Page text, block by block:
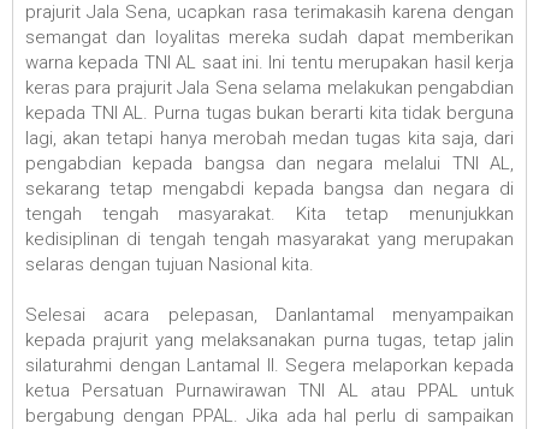
prajurit Jala Sena, ucapkan rasa terimakasih karena dengan
semangat dan loyalitas mereka sudah dapat memberikan
warna kepada TNI AL saat ini. Ini tentu merupakan hasil kerja
keras para prajurit Jala Sena selama melakukan pengabdian
kepada TNI AL. Purna tugas bukan berarti kita tidak berguna
lagi, akan tetapi hanya merobah medan tugas kita saja, dari
pengabdian kepada bangsa dan negara melalui TNI AL,
sekarang tetap mengabdi kepada bangsa dan negara di
tengah tengah masyarakat. Kita tetap menunjukkan
kedisiplinan di tengah tengah masyarakat yang merupakan
selaras dengan tujuan Nasional kita.
Selesai acara pelepasan, Danlantamal menyampaikan
kepada prajurit yang melaksanakan purna tugas, tetap jalin
silaturahmi dengan Lantamal II. Segera melaporkan kepada
ketua Persatuan Purnawirawan TNI AL atau PPAL untuk
bergabung dengan PPAL. Jika ada hal perlu di sampaikan